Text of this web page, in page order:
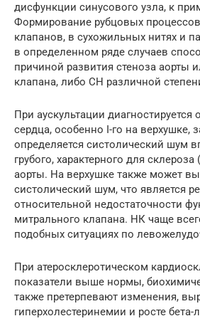
дисфункции синусового узла, к
Формирование рубцовых
клапанов, в сухожильных нитях и
в определенном ряде случаев
причиной развития стеноза аорты
клапана, либо СН различной
При аускультации диагностируется
сердца, особенно I-го на верхушке,
определяется систолический шум
грубого, характерного для
аорты. На верхушке также может
систолический шум, что является
относительной недостаточности
митрального клапана. НК чаще
подобных ситуациях по
При атеросклеротическом
показатели выше нормы,
также претерпевают изменения,
гиперхолестеринемии и росте